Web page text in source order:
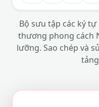
Bộ sưu tập các ký
thương phong cách
lưỡng. Sao chép và